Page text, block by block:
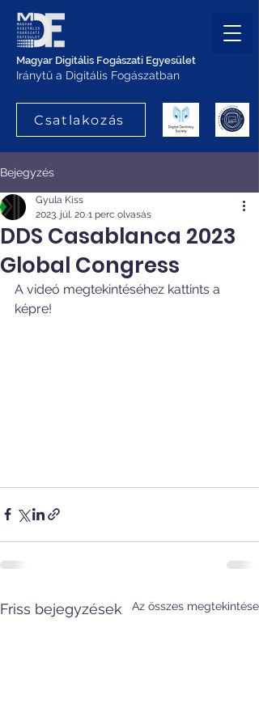
Magyar Digitális Fogászati Egyesület
Iránytű a Digitális Fogászatban
Csatlakozás
Bejegyzés
DDS Casablanca 2023
Global Congress
Gyula Kiss
2023. júl. 20.1 perc olvasás
A videó megtekintéséhez kattints a
képre!
Friss bejegyzések Az összes megtekintése